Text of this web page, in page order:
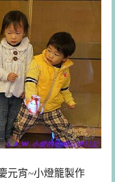
元宵~小燈籠製作